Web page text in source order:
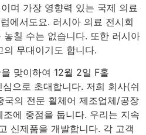
며 가장 영향력 있는 국제 의료
에서도요. 러시아 의료 전시회
칠 수는 없습니다. 또한 러시아
무대이기도 합니다.
맞이하여 12월 2일 F홀
으로 초대합니다. 저희 회사(쉬
국의 전문 휠체어 제조업체/공장
에 중점을 둡니다. 우리는 지속
신제품을 개발합니다. 각 고객